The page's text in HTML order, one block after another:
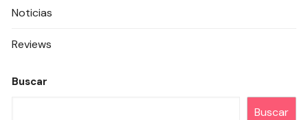
Noticias
Reviews
Buscar
Buscar